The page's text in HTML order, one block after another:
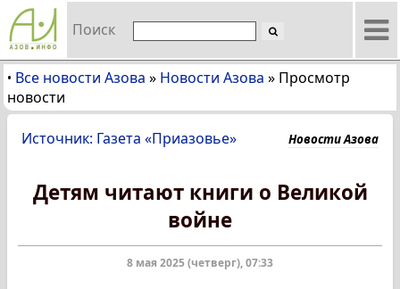
Поиск
• Все новости Азова » Новости Азова » Просмотр
новости
Источник: Газета «Приазовье» Новости Азова
Детям читают книги о Великой
войне
8 мая 2025 (четверг), 07:33